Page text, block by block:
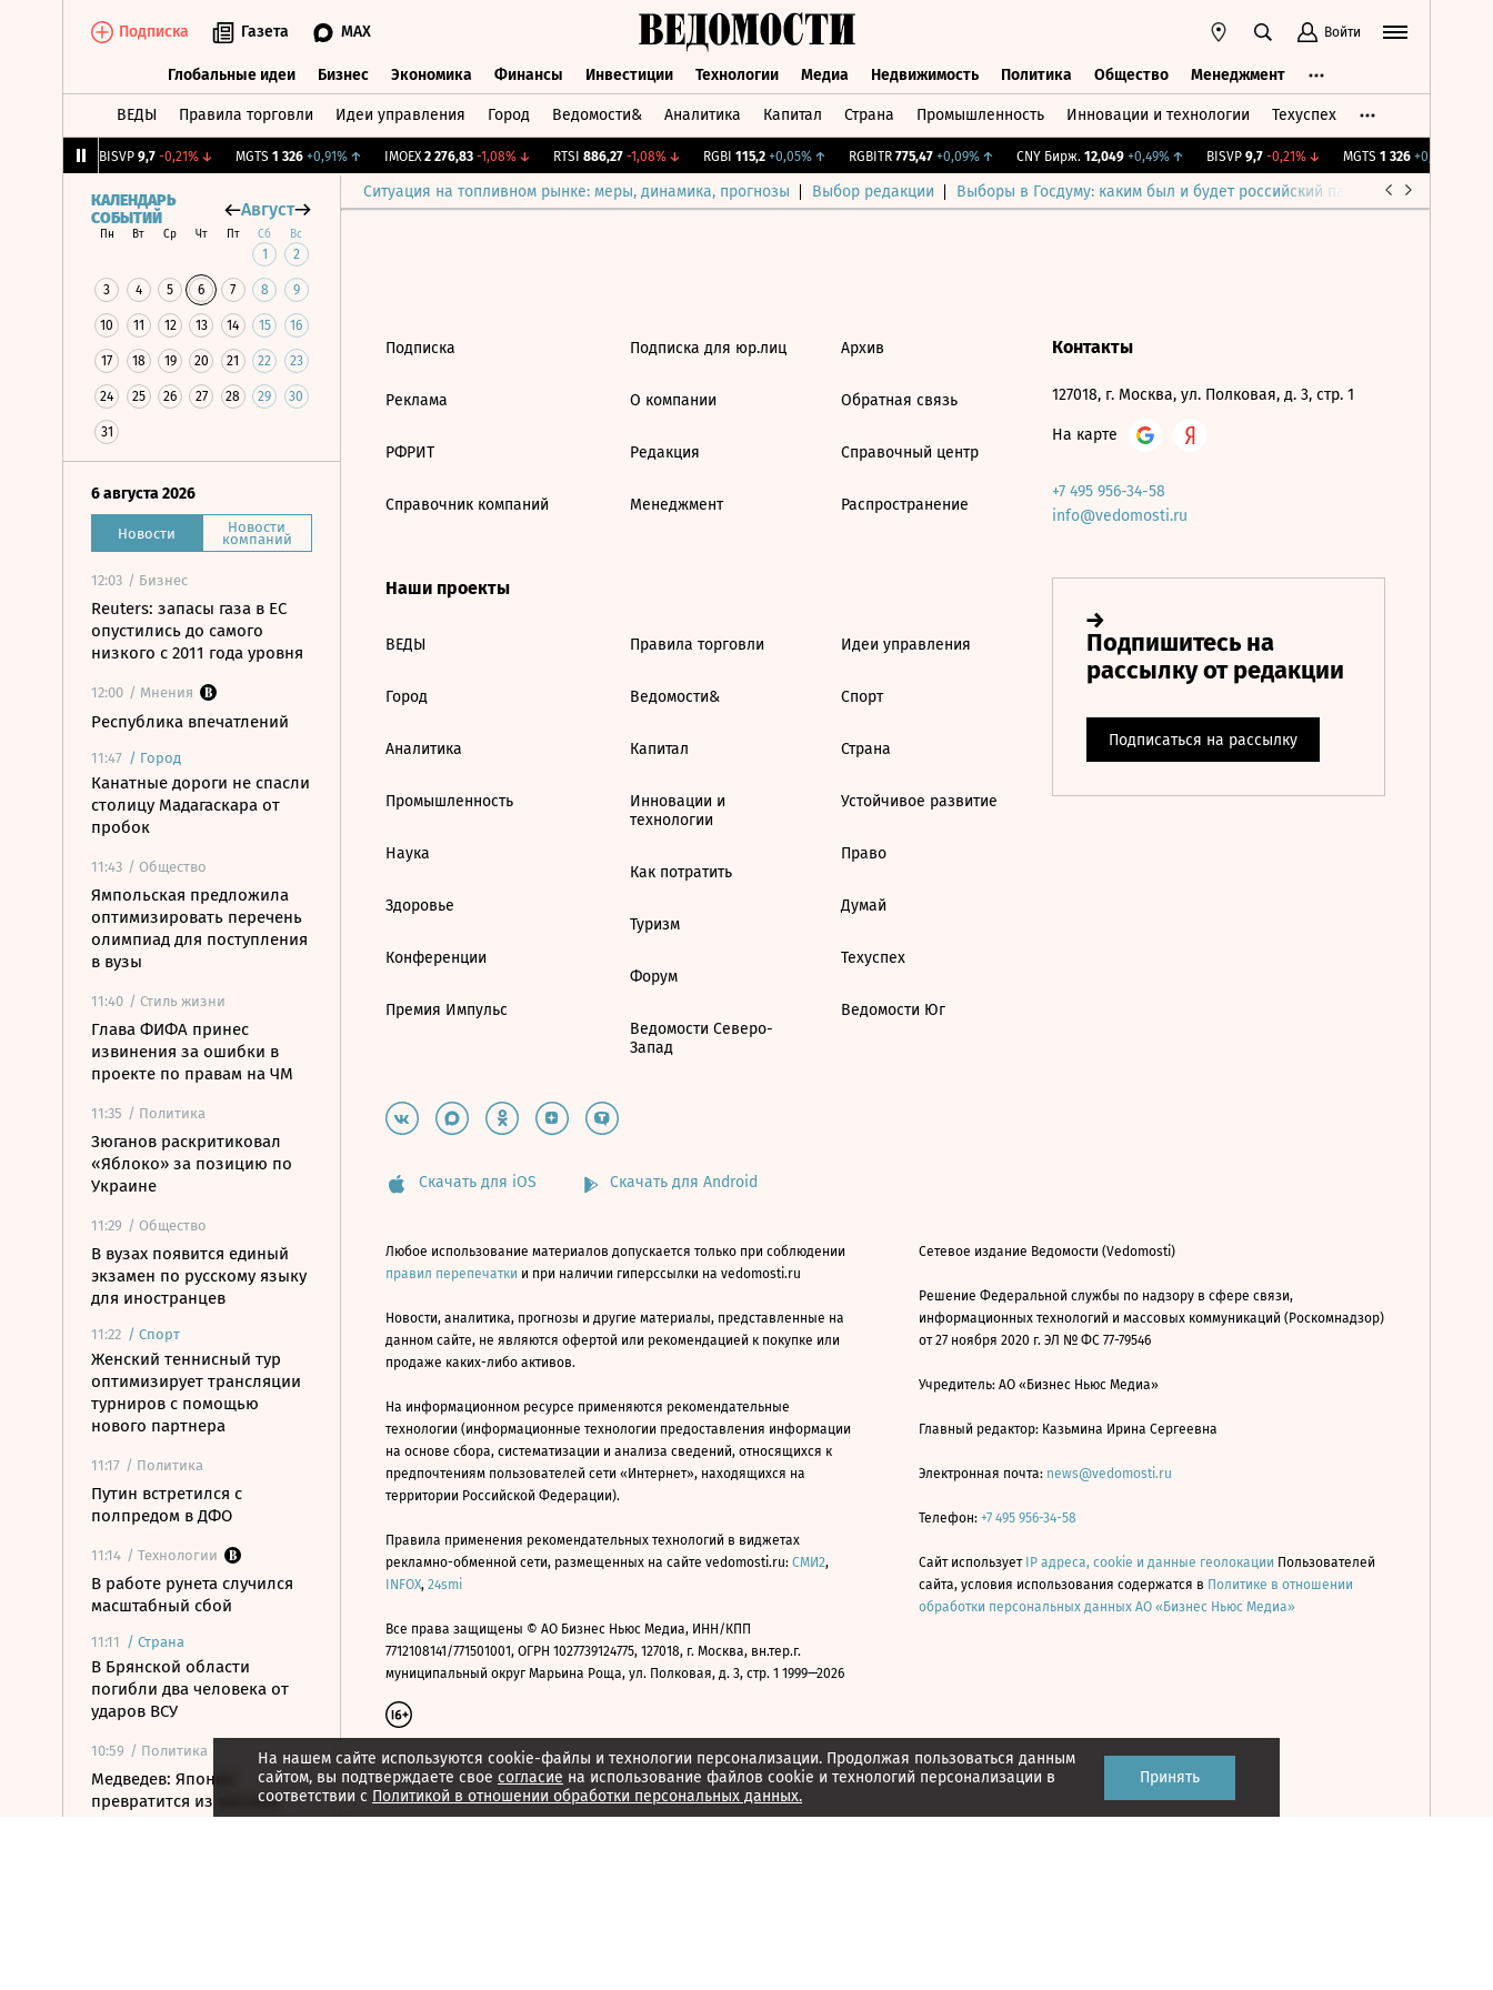
Подписка Газета MAX Войти
Глобальные идеи Бизнес Экономика Финансы Инвестиции Технологии Медиа Недвижимость Политика Общество Менеджмент
ВЕДЫ Правила торговли Идеи управления Город Ведомости& Аналитика Капитал Страна Промышленность Инновации и технологии Техуспех
BISVP 9,7 -0,21%↓ MGTS 1 326 +0,91%↑ IMOEX 2 276,83 -1,08%↓ RTSI 886,27 -1,08%↓ RGBI 115,2 +0,05%↑ RGBITR 775,47 +0,09%↑ CNY Бирж. 12,049 +0,49%↑ BISVP 9,7 -0,21%↓ MGTS 1 326 +0,91%
Ситуация на топливном рынке: меры, динамика, прогнозы Выбор редакции Выборы в Госдуму: каким был и будет российский парламент
КАЛЕНДАРЬ
СОБЫТИЙ
Август
Пн Вт Ср Чт Пт Сб Вс
1 2
3 4 5 6 7 8 9
10 11 12 13 14 15 16
17 18 19 20 21 22 23
24 25 26 27 28 29 30
31
6 августа 2026
Новости Новости
компаний
12:03 / Бизнес
Reuters: запасы газа в ЕС
опустились до самого
низкого с 2011 года уровня
12:00 / Мнения
Республика впечатлений
11:47 / Город
Канатные дороги не спасли
столицу Мадагаскара от
пробок
11:43 / Общество
Ямпольская предложила
оптимизировать перечень
олимпиад для поступления
в вузы
11:40 / Стиль жизни
Глава ФИФА принес
извинения за ошибки в
проекте по правам на ЧМ
11:35 / Политика
Зюганов раскритиковал
«Яблоко» за позицию по
Украине
11:29 / Общество
В вузах появится единый
экзамен по русскому языку
для иностранцев
11:22 / Спорт
Женский теннисный тур
оптимизирует трансляции
турниров с помощью
нового партнера
11:17 / Политика
Путин встретился с
полпредом в ДФО
11:14 / Технологии
В работе рунета случился
масштабный сбой
11:11 / Страна
В Брянской области
погибли два человека от
ударов ВСУ
10:59 / Политика
Медведев: Япония
превратится из вассала
На нашем сайте используются cookie-файлы и технологии персонализации. Продолжая пользоваться данным
сайтом, вы подтверждаете свое согласие на использование файлов cookie и технологий персонализации в
соответствии с Политикой в отношении обработки персональных данных.
Принять
Подписка
Реклама
РФРИТ
Справочник компаний
Подписка для юр.лиц
О компании
Редакция
Менеджмент
Архив
Обратная связь
Справочный центр
Распространение
Наши проекты
ВЕДЫ
Город
Аналитика
Промышленность
Наука
Здоровье
Конференции
Премия Импульс
Правила торговли
Ведомости&
Капитал
Инновации и
технологии
Как потратить
Туризм
Форум
Ведомости Северо-
Запад
Идеи управления
Спорт
Страна
Устойчивое развитие
Право
Думай
Техуспех
Ведомости Юг
Контакты
127018, г. Москва, ул. Полковая, д. 3, стр. 1
На карте
+7 495 956-34-58
info@vedomosti.ru
Скачать для iOS Скачать для Android
Любое использование материалов допускается только при соблюдении
правил перепечатки и при наличии гиперссылки на vedomosti.ru
Новости, аналитика, прогнозы и другие материалы, представленные на
данном сайте, не являются офертой или рекомендацией к покупке или
продаже каких-либо активов.
На информационном ресурсе применяются рекомендательные
технологии (информационные технологии предоставления информации
на основе сбора, систематизации и анализа сведений, относящихся к
предпочтениям пользователей сети «Интернет», находящихся на
территории Российской Федерации).
Правила применения рекомендательных технологий в виджетах
рекламно-обменной сети, размещенных на сайте vedomosti.ru: СМИ2,
INFOX, 24smi
Все права защищены © АО Бизнес Ньюс Медиа, ИНН/КПП
7712108141/771501001, ОГРН 1027739124775, 127018, г. Москва, вн.тер.г.
муниципальный округ Марьина Роща, ул. Полковая, д. 3, стр. 1 1999—2026
Сетевое издание Ведомости (Vedomosti)
Решение Федеральной службы по надзору в сфере связи,
информационных технологий и массовых коммуникаций (Роскомнадзор)
от 27 ноября 2020 г. ЭЛ № ФС 77-79546
Учредитель: АО «Бизнес Ньюс Медиа»
Главный редактор: Казьмина Ирина Сергеевна
Электронная почта: news@vedomosti.ru
Телефон: +7 495 956-34-58
Сайт использует IP адреса, cookie и данные геолокации Пользователей
сайта, условия использования содержатся в Политике в отношении
обработки персональных данных АО «Бизнес Ньюс Медиа»